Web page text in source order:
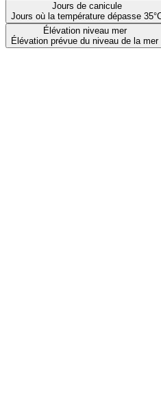
Jours de canicule
Jours où la température dépasse
Élévation niveau mer
Élévation prévue du niveau de la mer